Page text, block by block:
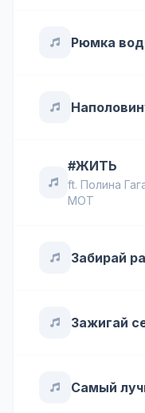
Рюмка
#ЖИТЬ
ft. Полина
MOT
Забирай
Зажигай
Самый